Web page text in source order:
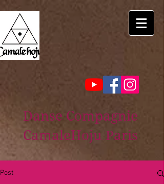
Danse Compagnie
CamaleHoju Paris
Post